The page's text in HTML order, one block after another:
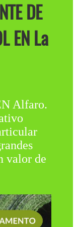
DE
EN La
Alfaro.
valor de